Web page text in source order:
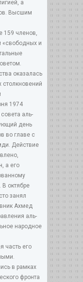
а
Высшим
159 членов,
«свободных и
оказалась
столкновений
1974
аль-
день
во главе с
Действие
а его
октябре
занял
Ахмед
аль-
народное
часть его
в рамках
фронта